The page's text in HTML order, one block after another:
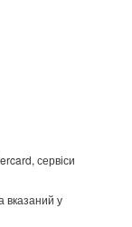
сервіси
вказаний у